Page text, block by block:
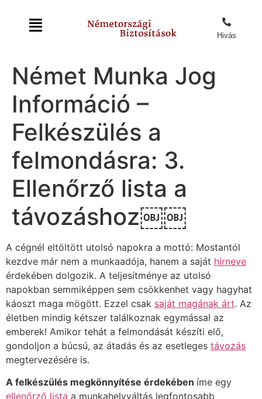
Hivás
Német Munka Jog
Információ –
Felkészülés a
felmondásra: 3.
Ellenőrző lista a
távozáshoz￼￼
A cégnél eltöltött utolsó napokra a mottó: Mostantól
kezdve már nem a munkaadója, hanem a saját hírneve
érdekében dolgozik. A teljesítménye az utolsó
napokban semmiképpen sem csökkenhet vagy hagyhat
káoszt maga mögött. Ezzel csak saját magának árt. Az
életben mindig kétszer találkoznak egymással az
emberek! Amikor tehát a felmondását készíti elő,
gondoljon a búcsú, az átadás és az esetleges távozás
megtervezésére is.
A felkészülés megkönnyítése érdekében íme egy
ellenőrző lista a munkahelyváltás legfontosabb